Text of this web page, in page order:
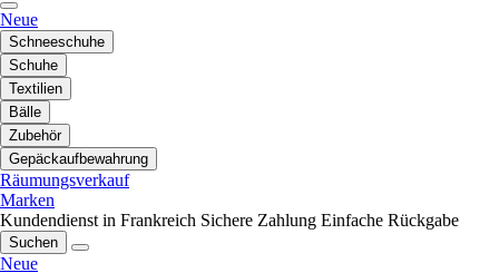
Neue
Schneeschuhe
Schuhe
Textilien
Bälle
Zubehör
Gepäckaufbewahrung
Räumungsverkauf
Marken
Kundendienst in Frankreich Sichere Zahlung Einfache Rückgabe
Suchen
Neue